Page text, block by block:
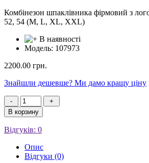
Комбінезон шпаклівника фірмовий з
52, 54 (M, L, XL, XXL)
В наявності
Модель: 107973
2200.00 грн.
Знайшли дешевше? Ми дамо кращу ціну
-
+
В корзину
Відгуків: 0
Опис
Відгуки (0)